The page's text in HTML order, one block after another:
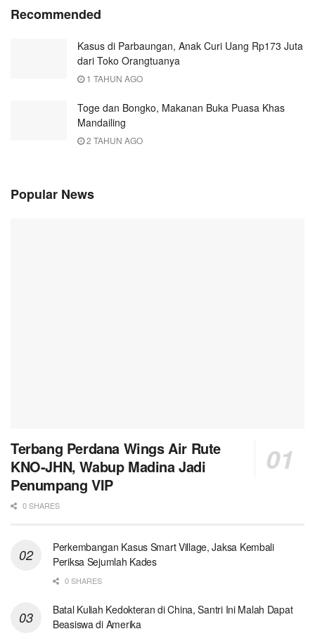
Recommended
Kasus di Parbaungan, Anak Curi Uang Rp173 Juta
dari Toko Orangtuanya
1 TAHUN AGO
Toge dan Bongko, Makanan Buka Puasa Khas
Mandailing
2 TAHUN AGO
Popular News
Terbang Perdana Wings Air Rute
KNO-JHN, Wabup Madina Jadi
Penumpang VIP
0 SHARES
Perkembangan Kasus Smart Village, Jaksa Kembali
Periksa Sejumlah Kades
0 SHARES
Batal Kuliah Kedokteran di China, Santri Ini Malah Dapat
Beasiswa di Amerika